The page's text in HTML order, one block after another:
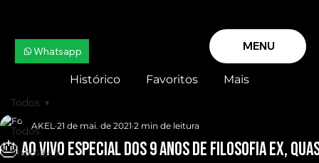
MENU
Whatsapp
Histórico Favoritos Mais
Todos
Snooker X
Todos
🎂 AO VIVO Especial dos 9 anos de FILOSOFIA EX,
AKEL 21 de mai. de 2021 2 min de leitura